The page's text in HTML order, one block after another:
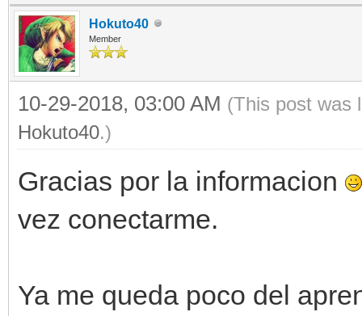
Hokuto40
Member
10-29-2018, 03:00 AM (This post was
Hokuto40.)
Gracias por la informacion
vez conectarme.
Ya me queda poco del